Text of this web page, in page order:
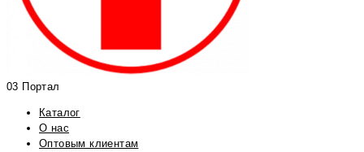
03 Портал
Каталог
О нас
Оптовым клиентам